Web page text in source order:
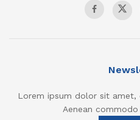
Lorem ipsum dolor sit amet,
Aenean